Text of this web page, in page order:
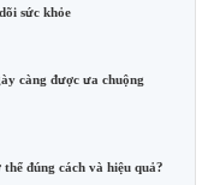
sức khỏe
càng được ưa chuộng
đúng cách và hiệu quả?